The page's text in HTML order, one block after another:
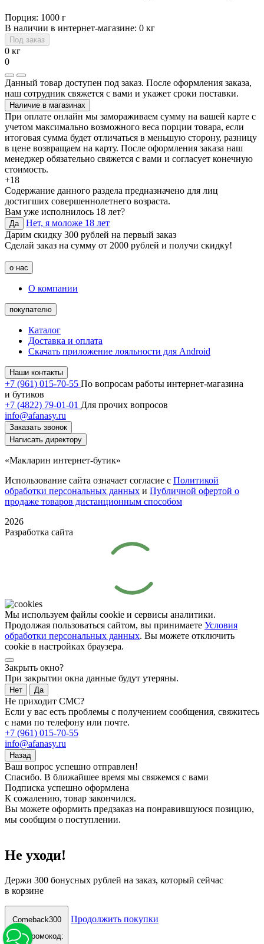
Порция: 1000 г
В наличии в интернет-магазине: 0 кг
Под заказ
0 кг
0
Данный товар доступен под заказ. После оформления заказа,
наш сотрудник свяжется с вами и укажет сроки поставки.
Наличие в магазинах
При оплате онлайн мы замораживаем сумму на вашей карте с
учетом максимально возможного веса порции товара, если
итоговая сумма будет отличаться в меньшую сторону, разницу
в цене возвращаем на карту. После оформления заказа наш
менеджер обязательно свяжется с вами и согласует конечную
стоимость.
+18
Содержание данного раздела предназначено для лиц
достигших совершеннолетнего возраста.
Вам уже исполнилось 18 лет?
Да
Нет, я моложе 18 лет
Дарим скидку 300 рублей на первый заказ
Сделай заказ на сумму от 2000 рублей и получи скидку!
о нас
О компании
покупателю
Каталог
Доставка и оплата
Скачать приложение лояльности для Android
Наши контакты
+7 (961) 015-70-55 По вопросам работы интернет-магазина
и бутиков
+7 (4822) 79-01-01 Для прочих вопросов
info@afanasy.ru
Заказать звонок
Написать директору
«Макларин интернет-бутик»
Использование сайта означает согласие с Политикой
обработки персональных данных и Публичной офертой о
продаже товаров дистанционным способом
2026
Разработка сайта
Мы используем файлы cookie и сервисы аналитики.
Продолжая пользоваться сайтом, вы принимаете Условия
обработки персональных данных. Вы можете отключить
cookie в настройках браузера.
Закрыть окно?
При закрытии окна данные будут утеряны.
Нет Да
Не приходит СМС?
Если у вас есть проблемы с получением сообщения, свяжитесь
с нами по телефону или почте.
+7 (961) 015-70-55
info@afanasy.ru
Назад
Ваш вопрос успешно отправлен!
Спасибо. В ближайшее время мы свяжемся с вами
Подписка успешно оформлена
К сожалению, товар закончился.
Вы можете оформить предзаказ на понравившуюся позицию,
мы сообщим о поступлении.
Не уходи!
Держи 300 бонусных рублей на заказ, который сейчас
в корзине
Comeback300
Ваш промокод:
Продолжить покупки